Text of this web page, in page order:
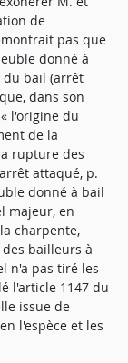
de
pas que
donné à
du bail (arrêt
dans son
l'origine du
de la
rupture des
attaqué, p.
donné à bail
majeur, en
charpente,
bailleurs à
n'a pas tiré les
l'article 1147 du
issue de
l'espèce et les